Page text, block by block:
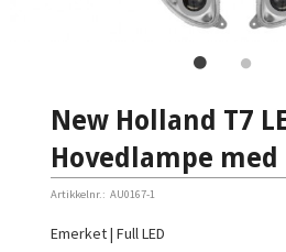
New Holland T7
Hovedlampe
Artikkelnr.: AU0167-1
Emerket | Full LED